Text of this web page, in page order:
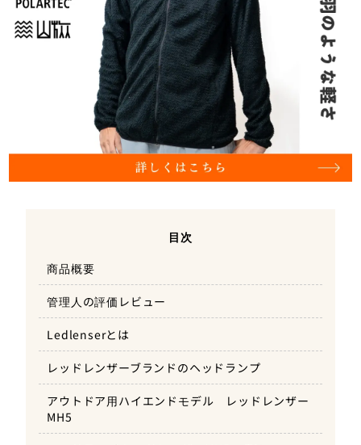
目次
商品概要
管理人の評価レビュー
Ledlenserとは
レッドレンザーブランドのヘッドランプ
アウトドア用ハイエンドモデル レッドレンザー
MH5